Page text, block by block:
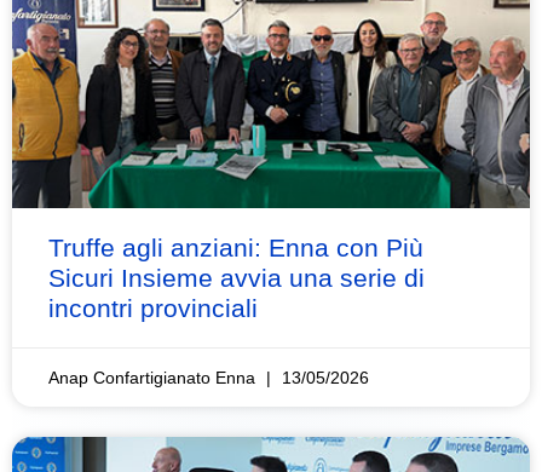
Truffe agli anziani: Enna con Più
Sicuri Insieme avvia una serie di
incontri provinciali
Anap Confartigianato Enna 13/05/2026